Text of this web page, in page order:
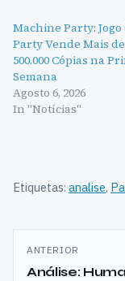
Machine Party: Jogo
Party Vende Mais de
500.000 Cópias na
Semana
Agosto 6, 2026
In "Notícias"
Etiquetas: analise,
Navegação
de
ANTERIOR
Análise: